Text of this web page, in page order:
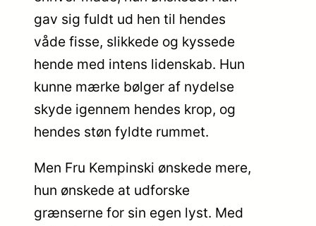
gav sig fuldt ud hen til hendes
våde fisse, slikkede og kyssede
hende med intens lidenskab. Hun
kunne mærke bølger af nydelse
skyde igennem hendes krop, og
hendes støn fyldte rummet.
Men Fru Kempinski ønskede mere,
hun ønskede at udforske
grænserne for sin egen lyst. Med